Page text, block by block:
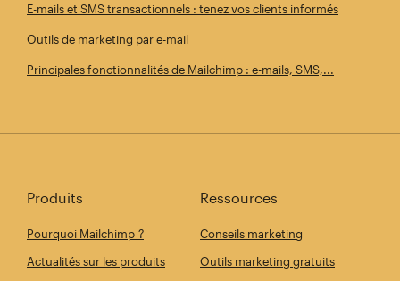
E-mails et SMS transactionnels : tenez vos clients informés
Outils de marketing par e-mail
Principales fonctionnalités de Mailchimp : e-mails, SMS,...
Produits
Pourquoi Mailchimp ?
Actualités sur les produits
Ressources
Conseils marketing
Outils marketing gratuits